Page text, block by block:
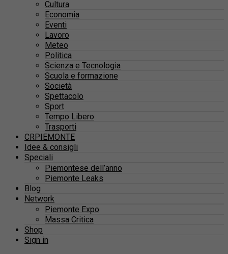
Cultura
Economia
Eventi
Lavoro
Meteo
Politica
Scienza e Tecnologia
Scuola e formazione
Società
Spettacolo
Sport
Tempo Libero
Trasporti
CRPIEMONTE
Idee & consigli
Speciali
Piemontese dell’anno
Piemonte Leaks
Blog
Network
Piemonte Expo
Massa Critica
Shop
Sign in